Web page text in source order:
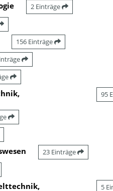
2 Einträge
156 Einträge
95
23 Einträge
5